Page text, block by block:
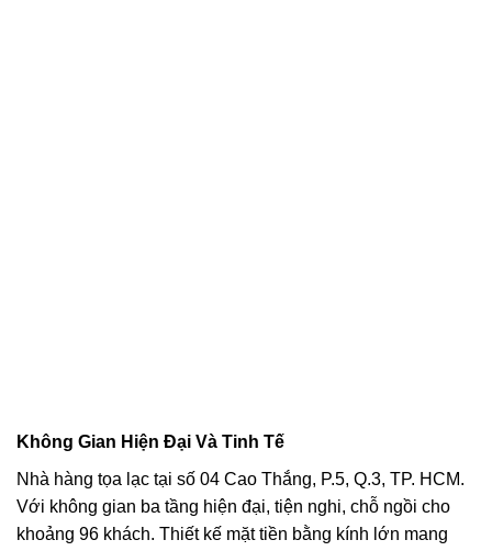
Không Gian Hiện Đại Và Tinh Tế
Nhà hàng tọa lạc tại số 04 Cao Thắng, P.5, Q.3, TP. HCM.
Với không gian ba tầng hiện đại, tiện nghi, chỗ ngồi cho
khoảng 96 khách. Thiết kế mặt tiền bằng kính lớn mang